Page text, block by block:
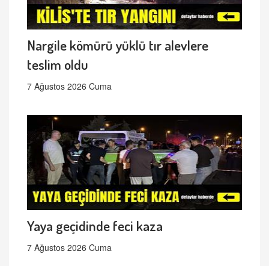
Nargile kömürü yüklü tır alevlere
teslim oldu
7 Ağustos 2026 Cuma
Yaya geçidinde feci kaza
7 Ağustos 2026 Cuma